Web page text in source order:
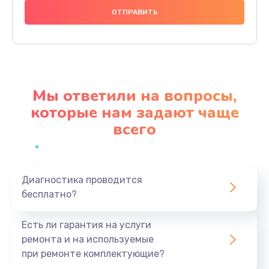
880 руб.
Заказать
Ремонт блока питания
Заказать
Мы ответили на вопросы,
которые нам задают чаще
всего
Диагностика проводится
бесплатно?
Есть ли гарантия на услуги
ремонта и на используемые
при ремонте комплектующие?